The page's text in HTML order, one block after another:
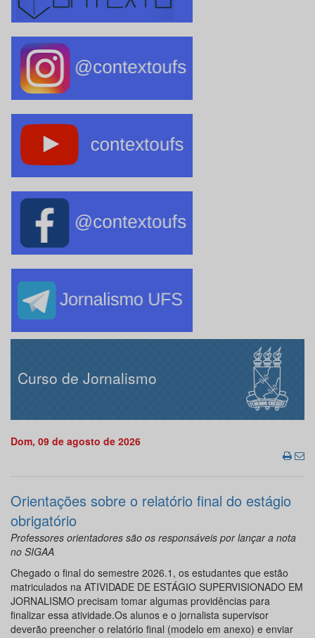
Curso de Jornalismo
Dom, 09 de agosto de 2026
Orientações sobre o relatório final do estágio
obrigatório
Professores orientadores são os responsáveis por lançar a nota
no SIGAA
Chegado o final do semestre 2026.1, os estudantes que estão
matriculados na ATIVIDADE DE ESTÁGIO SUPERVISIONADO EM
JORNALISMO precisam tomar algumas providências para
finalizar essa atividade.Os alunos e o jornalista supervisor
deverão preencher o relatório final (modelo em anexo) e enviar